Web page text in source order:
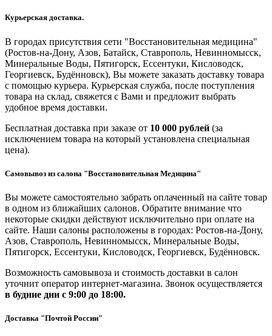
Курьерская доставка.
В городах присутствия сети "Восстановительная медицина"
(Ростов-на-Дону, Азов, Батайск, Ставрополь, Невинномысск,
Минеральные Воды, Пятигорск, Ессентуки, Кисловодск,
Георгиевск, Будённовск), Вы можете заказать доставку товара
с помощью курьера. Курьерская служба, после поступления
товара на склад, свяжется с Вами и предложит выбрать
удобное время доставки.
Бесплатная доставка при заказе от 10 000 рублей (за
исключением товара на который установлена специальная
цена).
Самовывоз из салона "Восстановительная Медицина"
Вы можете самостоятельно забрать оплаченный на сайте товар
в одном из ближайших салонов. Обратите внимание что
некоторые скидки действуют исключительно при оплате на
сайте. Наши салоны расположены в городах: Ростов-на-Дону,
Азов, Ставрополь, Невинномысск, Минеральные Воды,
Пятигорск, Ессентуки, Кисловодск, Георгиевск, Будённовск.
Возможность самовывоза и стоимость доставки в салон
уточнит оператор интернет-магазина. Звонок осуществляется
в будние дни с 9:00 до 18:00.
Доставка "Почтой России"